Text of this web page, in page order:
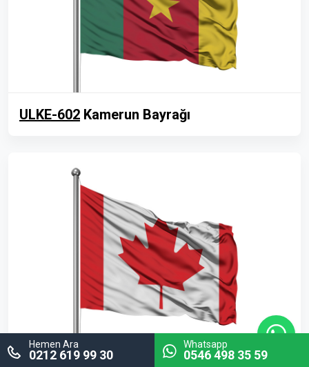
ULKE-602 Kamerun Bayrağı
Hemen Ara
0212 619 99 30
Whatsapp
0546 498 35 59